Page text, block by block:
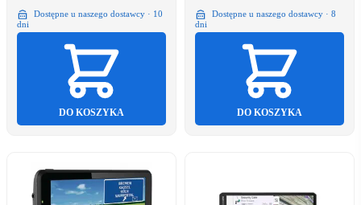
Dostępne u naszego dostawcy · 10
dni
DO KOSZYKA
Dostępne u naszego dostawcy · 8
dni
DO KOSZYKA